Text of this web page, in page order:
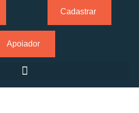
Cadastrar
Apoiador